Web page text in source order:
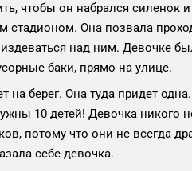
чтобы он набрался
Она позвала
над ним. Девочке
баки, прямо на улице.
берег. Она туда придет
10 детей! Девочка никого
потому что они не всегда
себе девочка.